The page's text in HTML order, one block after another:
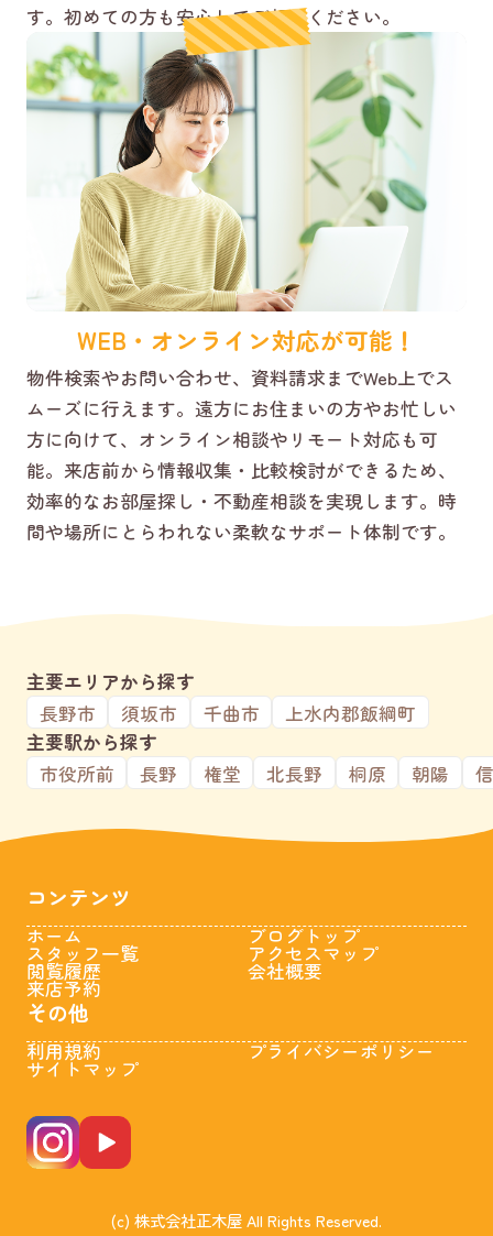
す。初めての方も安心してご相談ください。
WEB・オンライン対応が可能！
物件検索やお問い合わせ、資料請求までWeb上でス
ムーズに行えます。遠方にお住まいの方やお忙しい
方に向けて、オンライン相談やリモート対応も可
能。来店前から情報収集・比較検討ができるため、
効率的なお部屋探し・不動産相談を実現します。時
間や場所にとらわれない柔軟なサポート体制です。
主要エリアから探す
長野市
須坂市 千曲市
上水内郡飯綱町
主要駅から探す
市役所前
長野 権堂 北長野 桐原 朝陽
コンテンツ
ホーム
スタッフ一覧
閲覧履歴
来店予約
ブログトップ
アクセスマップ
会社概要
その他
利用規約
サイトマップ
プライバシーポリシー
(c) 株式会社正木屋 All Rights Reserved.